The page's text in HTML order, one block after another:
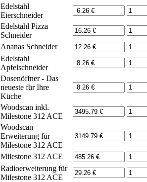
Edelstahl
Eierschneider
Edelstahl Pizza
Schneider
Ananas Schneider
Edelstahl
Apfelschneider
Dosenöffner - Das
neueste für Ihre
Küche
Woodscan inkl.
Milestone 312 ACE
Woodscan
Erweiterung für
Milestone 312 ACE
Milestone 312 ACE
Radioerweiterung für
Milestone 312 ACE